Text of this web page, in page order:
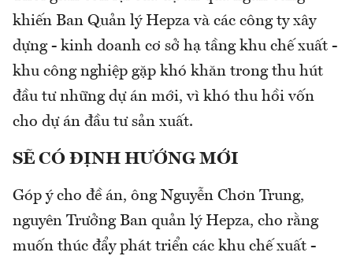
khiến Ban Quản lý Hepza và các công ty xây
dựng - kinh doanh cơ sở hạ tầng khu chế xuất -
khu công nghiệp gặp khó khăn trong thu hút
đầu tư những dự án mới, vì khó thu hồi vốn
cho dự án đầu tư sản xuất.
SẼ CÓ ĐỊNH HƯỚNG MỚI
Góp ý cho đề án, ông Nguyễn Chơn Trung,
nguyên Trưởng Ban quản lý Hepza, cho rằng
muốn thúc đẩy phát triển các khu chế xuất -